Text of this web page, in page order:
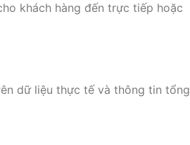
khách hàng đến trực tiếp hoặc
dữ liệu thực tế và thông tin tổng